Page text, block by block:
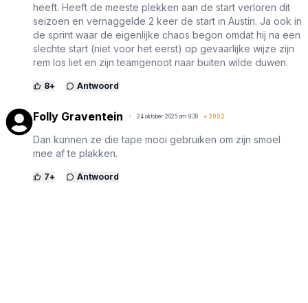
heeft. Heeft de meeste plekken aan de start verloren dit
seizoen en vernaggelde 2 keer de start in Austin. Ja ook in
de sprint waar de eigenlijke chaos begon omdat hij na een
slechte start (niet voor het eerst) op gevaarlijke wijze zijn
rem los liet en zijn teamgenoot naar buiten wilde duwen.
8+ Antwoord
Folly Graventein 24 oktober 2025 om 9:39 + 2952
Dan kunnen ze die tape mooi gebruiken om zijn smoel
mee af te plakken.
7+ Antwoord